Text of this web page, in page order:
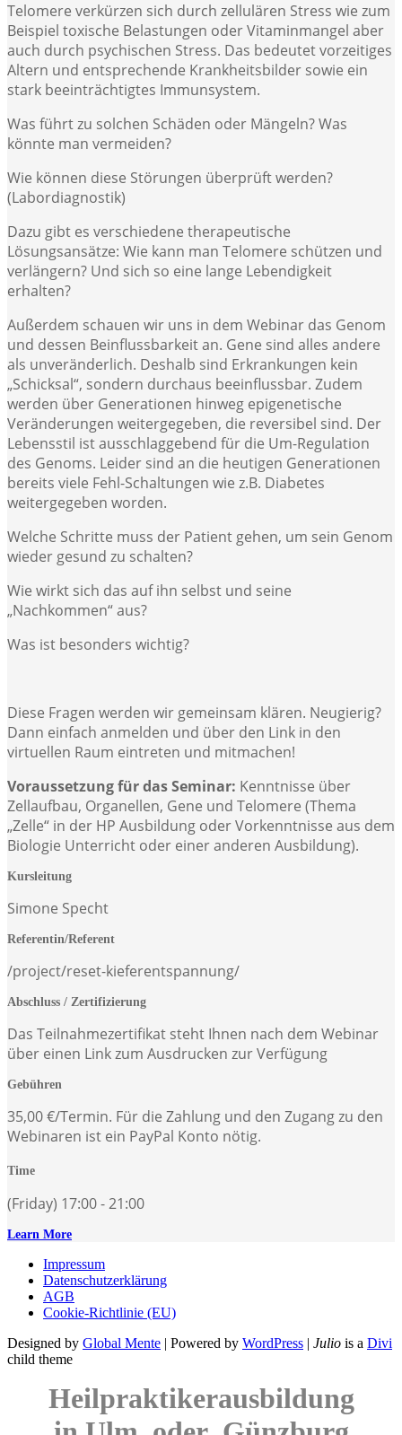
Telomere verkürzen sich durch zellulären Stress wie zum
Beispiel toxische Belastungen oder Vitaminmangel aber
auch durch psychischen Stress. Das bedeutet vorzeitiges
Altern und entsprechende Krankheitsbilder sowie ein
stark beeinträchtigtes Immunsystem.
Was führt zu solchen Schäden oder Mängeln? Was
könnte man vermeiden?
Wie können diese Störungen überprüft werden?
(Labordiagnostik)
Dazu gibt es verschiedene therapeutische
Lösungsansätze: Wie kann man Telomere schützen und
verlängern? Und sich so eine lange Lebendigkeit
erhalten?
Außerdem schauen wir uns in dem Webinar das Genom
und dessen Beinflussbarkeit an. Gene sind alles andere
als unveränderlich. Deshalb sind Erkrankungen kein
„Schicksal“, sondern durchaus beeinflussbar. Zudem
werden über Generationen hinweg epigenetische
Veränderungen weitergegeben, die reversibel sind. Der
Lebensstil ist ausschlaggebend für die Um-Regulation
des Genoms. Leider sind an die heutigen Generationen
bereits viele Fehl-Schaltungen wie z.B. Diabetes
weitergegeben worden.
Welche Schritte muss der Patient gehen, um sein Genom
wieder gesund zu schalten?
Wie wirkt sich das auf ihn selbst und seine
„Nachkommen“ aus?
Was ist besonders wichtig?
Diese Fragen werden wir gemeinsam klären. Neugierig?
Dann einfach anmelden und über den Link in den
virtuellen Raum eintreten und mitmachen!
Voraussetzung für das Seminar: Kenntnisse über
Zellaufbau, Organellen, Gene und Telomere (Thema
„Zelle“ in der HP Ausbildung oder Vorkenntnisse aus dem
Biologie Unterricht oder einer anderen Ausbildung).
Kursleitung
Simone Specht
Referentin/Referent
/project/reset-kieferentspannung/
Abschluss / Zertifizierung
Das Teilnahmezertifikat steht Ihnen nach dem Webinar
über einen Link zum Ausdrucken zur Verfügung
Gebühren
35,00 €/Termin. Für die Zahlung und den Zugang zu den
Webinaren ist ein PayPal Konto nötig.
Time
(Friday) 17:00 - 21:00
Learn More
Impressum
Datenschutzerklärung
AGB
Cookie-Richtlinie (EU)
Designed by Global Mente | Powered by WordPress | Julio is a Divi
child theme
Heilpraktikerausbildung